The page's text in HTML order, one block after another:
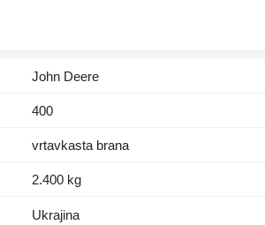
John Deere
400
vrtavkasta brana
2.400 kg
Ukrajina